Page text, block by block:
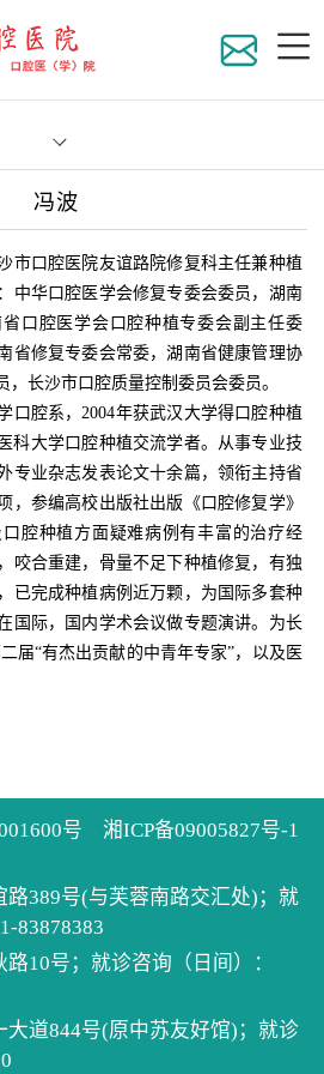
组织
地理
医院
在职
历任
先进
预约
坐诊
科室
专家
医院
员工
专家
健康
医患
住培
学术
口腔
单病
公示
医保
清廉
冯波
市口腔医院友谊路院修复科主任兼种植
中华口腔医学会修复专委会委员，湖南
口腔医学会口腔种植专委会副主任委
省修复专委会常委，湖南省健康管理协
长沙市口腔质量控制委员会委员。
口腔系，2004年获武汉大学得口腔种植
科大学口腔种植交流学者。从事专业技
专业杂志发表论文十余篇，领衔主持省
，参编高校出版社出版《口腔修复学》
腔种植方面疑难病例有丰富的治疗经
咬合重建，骨量不足下种植修复，有独
已完成种植病例近万颗，为国际多套种
国际，国内学术会议做专题演讲。为长
届“有杰出贡献的中青年专家”，以及医
号
湘ICP备09005827号-1
路389号(与芙蓉南路交汇处)；就
83878383
10号；就诊咨询（日间）：
大道844号(原中苏友好馆)；就诊